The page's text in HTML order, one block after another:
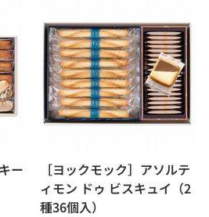
ー
［ヨックモック］アソルテ
ィモン ドゥ ビスキュイ（2
種36個入）